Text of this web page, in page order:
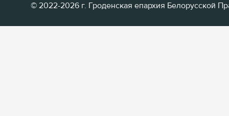
© 2022-2026 г. Гроденская епархия Белорусской